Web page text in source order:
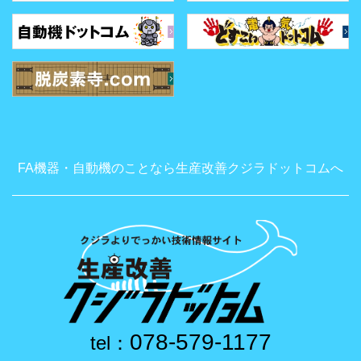
FA機器・自動機のことなら生産改善クジラドットコムへ
tel： 078-579-1177